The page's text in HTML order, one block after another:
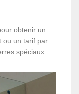
obtenir un
ou un tarif par
spéciaux.